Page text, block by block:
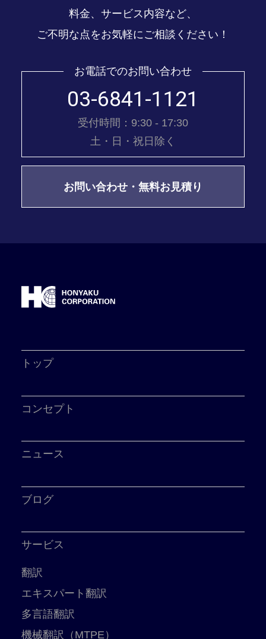
料金、サービス内容など、
ご不明な点をお気軽にご相談ください！
お電話でのお問い合わせ
03-6841-1121
受付時間：9:30 - 17:30
土・日・祝日除く
お問い合わせ・無料お見積り
トップ
コンセプト
ニュース
ブログ
サービス
翻訳
エキスパート翻訳
多言語翻訳
機械翻訳（MTPE）